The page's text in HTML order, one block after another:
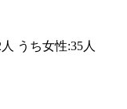
うち女性:35人